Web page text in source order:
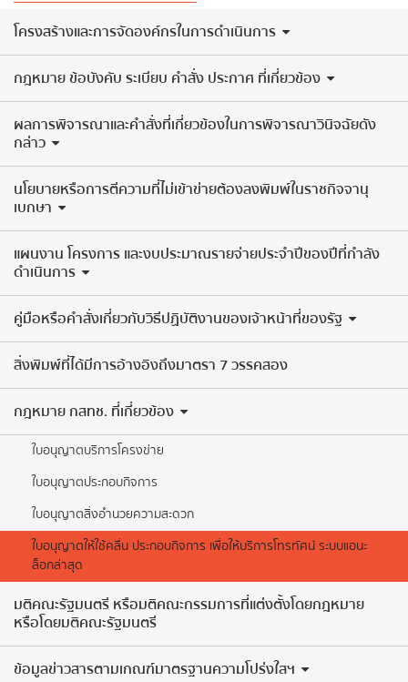
​โครงสร้างและการจัดองค์กรในการดำเนินการ
กฎหมาย ข้อบังคับ ระเบียบ คำสั่ง ประกาศ ที่เกี่ยวข้อง
ผลการพิจารณาและคำสั่งที่เกี่ยวข้องในการพิจารณาวินิจฉัยดัง
กล่าว
นโยบายหรือการตีความที่ไม่เข้าข่ายต้องลงพิมพ์ในราชกิจจานุ
เบกษา
แผนงาน โครงการ และงบประมาณรายจ่ายประจำปีของปีที่กำลัง
ดำเนินการ
คู่มือหรือคำสั่งเกี่ยวกับวิธีปฏิบัติงานของเจ้าหน้าที่ของรัฐ
สิ่งพิมพ์ที่ได้มีการอ้างอิงถึงมาตรา 7 วรรคสอง
กฎหมาย กสทช. ที่เกี่ยวข้อง
ใบอนุญาตบริการโครงข่าย
ใบอนุญาตประกอบกิจการ
ใบอนุญาตสิ่งอำนวยความสะดวก
ใบอนุญาตให้ใช้คลื่น ประกอบกิจการ เพื่อให้บริการโทรทัศน์ ระบบแอนะ
ล็อกล่าสุด
มติคณะรัฐมนตรี หรือมติคณะกรรมการที่แต่งตั้งโดยกฎหมาย
หรือโดยมติคณะรัฐมนตรี
ข้อมูลข่าวสารตามเกณฑ์มาตรฐานความโปร่งใสฯ